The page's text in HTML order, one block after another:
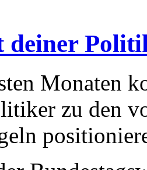
deiner
Monaten
zu den